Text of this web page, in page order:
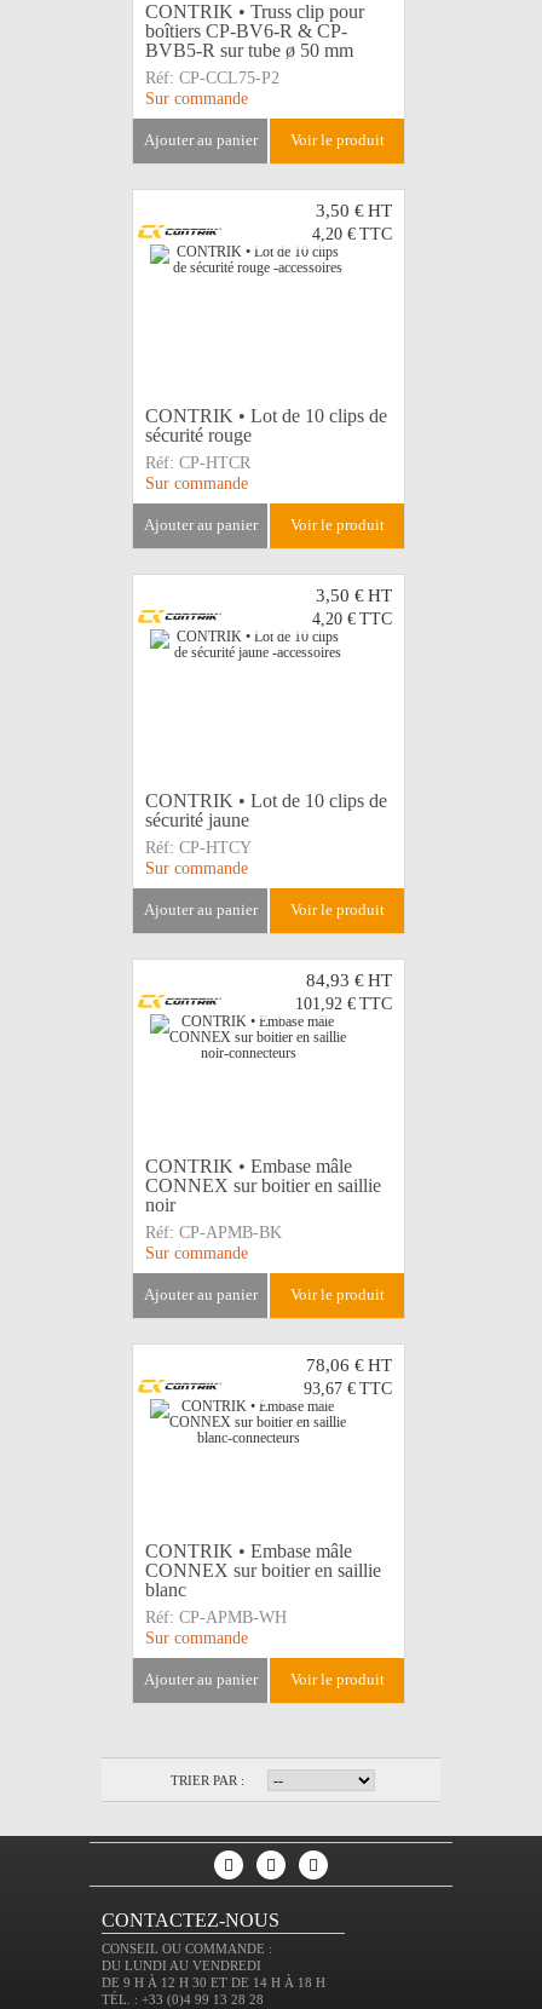
CONTRIK • Truss clip pour
boîtiers CP-BV6-R & CP-
BVB5-R sur tube ø 50 mm
Réf: CP-CCL75-P2
Sur commande
ajouter au panier voir le produit
3,50 €HT
4,20 € TTC
CONTRIK • Lot de 10 clips de
sécurité rouge
Réf: CP-HTCR
Sur commande
ajouter au panier voir le produit
3,50 €HT
4,20 € TTC
CONTRIK • Lot de 10 clips de
sécurité jaune
Réf: CP-HTCY
Sur commande
ajouter au panier voir le produit
84,93 €HT
101,92 € TTC
CONTRIK • Embase mâle
CONNEX sur boitier en saillie
noir
Réf: CP-APMB-BK
Sur commande
ajouter au panier voir le produit
78,06 €HT
93,67 € TTC
CONTRIK • Embase mâle
CONNEX sur boitier en saillie
blanc
Réf: CP-APMB-WH
Sur commande
ajouter au panier voir le produit
TRIER PAR :
CONTACTEZ-NOUS
CONSEIL OU COMMANDE :
DU LUNDI AU VENDREDI
DE 9 H À 12 H 30 ET DE 14 H À 18 H
TÉL. : +33 (0)4 99 13 28 28